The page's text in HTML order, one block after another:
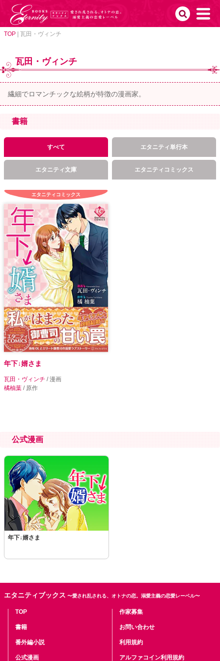
TOP 瓦田・ヴィンチ
瓦田・ヴィンチ
繊細でロマンチックな絵柄が特徴の漫画家。
書籍
すべて エタニティ単行本
エタニティ文庫 エタニティコミックス
エタニティコミックス
年下↓婿さま
瓦田・ヴィンチ / 漫画
橘柚葉 / 原作
公式漫画
年下↓婿さま
エタニティブックス 〜愛され乱される、オトナの恋。溺愛主義の恋愛レーベル〜
TOP
書籍
番外編小説
公式漫画
作家募集
お問い合わせ
利用規約
アルファコイン利用規約